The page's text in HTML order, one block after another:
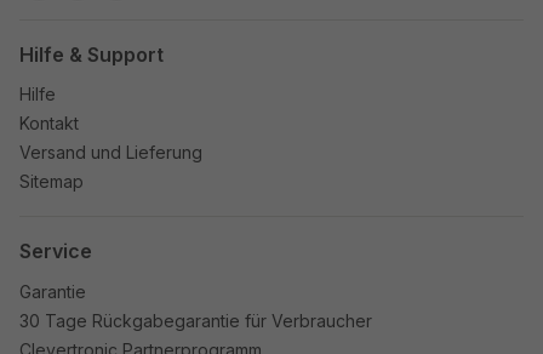
Hilfe & Support
Hilfe
Kontakt
Versand und Lieferung
Sitemap
Service
Garantie
30 Tage Rückgabegarantie für Verbraucher
Clevertronic Partnerprogramm